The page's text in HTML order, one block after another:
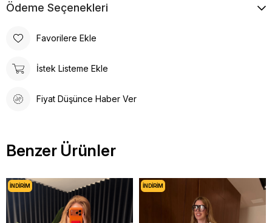
Ödeme Seçenekleri
Favorilere Ekle
İstek Listeme Ekle
Fiyat Düşünce Haber Ver
Benzer Ürünler
İNDIRIM İNDIRIM